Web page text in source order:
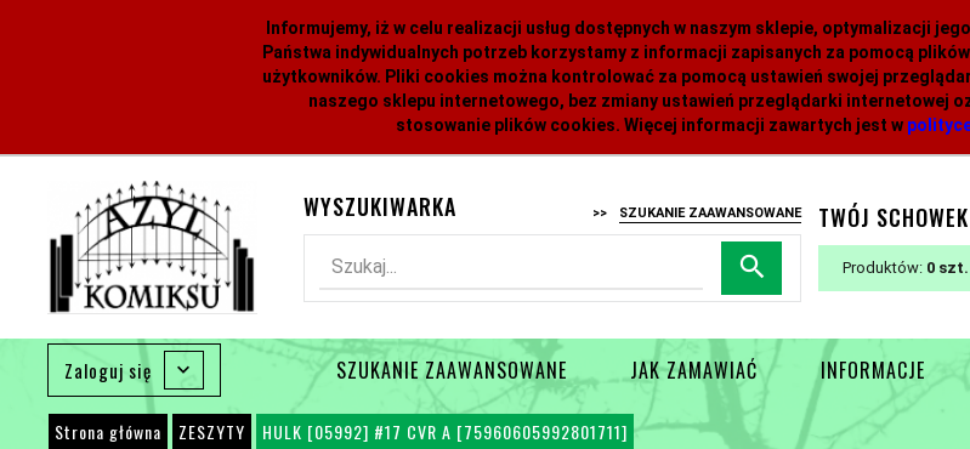
Informujemy, iż w celu realizacji usług dostępnych w naszym sklepie, optymalizacji
Państwa indywidualnych potrzeb korzystamy z informacji zapisanych za pomocą
użytkowników. Pliki cookies można kontrolować za pomocą ustawień swojej
naszego sklepu internetowego, bez zmiany ustawień przeglądarki internetowej
stosowanie plików cookies. Więcej informacji zawartych jest w
WYSZUKIWARKA >> SZUKANIE ZAAWANSOWANE
Szukaj...
TWÓJ SCHOWEK
Produktów: 0
Zaloguj się SZUKANIE ZAAWANSOWANE JAK ZAMAWIAĆ INFORMACJE
Strona główna ZESZYTY HULK [05992] #17 CVR A [75960605992801711]